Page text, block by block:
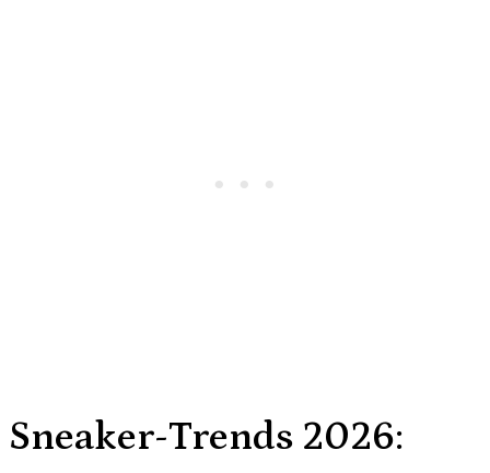
Sneaker-Trends 2026: